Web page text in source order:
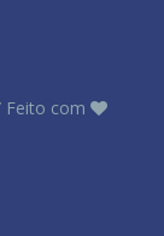
Feito com